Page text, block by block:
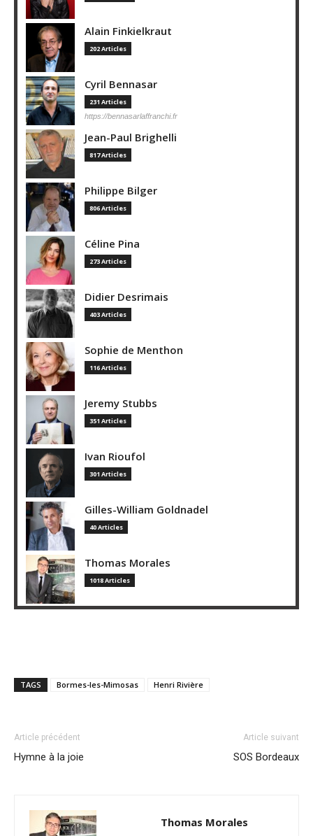
Alain Finkielkraut
202 Articles
Cyril Bennasar
231 Articles
https://bennasarlaffranchi.fr
Jean-Paul Brighelli
817 Articles
Philippe Bilger
806 Articles
Céline Pina
273 Articles
Didier Desrimais
403 Articles
Sophie de Menthon
116 Articles
Jeremy Stubbs
351 Articles
Ivan Rioufol
301 Articles
Gilles-William Goldnadel
40 Articles
Thomas Morales
1018 Articles
TAGS Bormes-les-Mimosas Henri Rivière
Article précédent
Hymne à la joie
Article suivant
SOS Bordeaux
Thomas Morales